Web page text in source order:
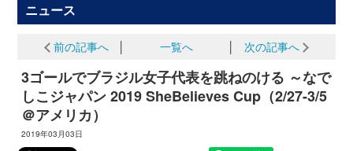
ニュース
前の記事へ 一覧へ 次の記事へ
3ゴールでブラジル女子代表を跳ねのける ～なで
しこジャパン 2019 SheBelieves Cup（2/27-3/5
＠アメリカ）
2019年03月03日